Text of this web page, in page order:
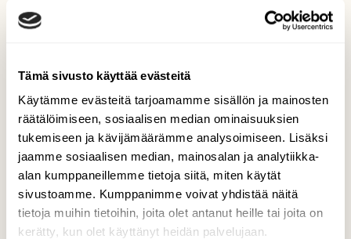
Tämä sivusto käyttää evästeitä
Käytämme evästeitä tarjoamamme sisällön ja mainosten
räätälöimiseen, sosiaalisen median ominaisuuksien
tukemiseen ja kävijämäärämme analysoimiseen. Lisäksi
jaamme sosiaalisen median, mainosalan ja analytiikka-
alan kumppaneillemme tietoja siitä, miten käytät
sivustoamme. Kumppanimme voivat yhdistää näitä
tietoja muihin tietoihin, joita olet antanut heille tai joita on
kerätty, kun olet käyttänyt heidän palvelujaan.
lemmenhetki
En ole aiemmin päässyt seuraamaan kotkien
parittelua. Paikkana vanha reviiri Kuusamon
Oulangassa, pesäpuu on vain muutaman
kilometrin päässä, jossa kerran olin
seuraamassa saman parin poikasen
rengastusta, kun vielä asuin Kuusamossa.
Kuvan puuta kutsutaankin parittelupuuksi,
eikä suotta.